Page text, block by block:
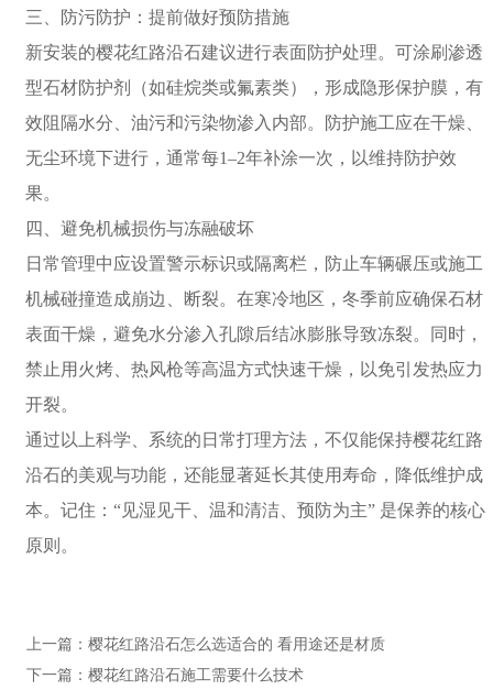
三、防污防护：提前做好预防措施
新安装的樱花红路沿石建议进行表面防护处理。可涂刷渗透
型石材防护剂（如硅烷类或氟素类），形成隐形保护膜，有
效阻隔水分、油污和污染物渗入内部。防护施工应在干燥、
无尘环境下进行，通常每1–2年补涂一次，以维持防护效
果。
四、避免机械损伤与冻融破坏
日常管理中应设置警示标识或隔离栏，防止车辆碾压或施工
机械碰撞造成崩边、断裂。在寒冷地区，冬季前应确保石材
表面干燥，避免水分渗入孔隙后结冰膨胀导致冻裂。同时，
禁止用火烤、热风枪等高温方式快速干燥，以免引发热应力
开裂。
通过以上科学、系统的日常打理方法，不仅能保持樱花红路
沿石的美观与功能，还能显著延长其使用寿命，降低维护成
本。记住：“见湿见干、温和清洁、预防为主” 是保养的核心
原则。
上一篇：樱花红路沿石怎么选适合的 看用途还是材质
下一篇：樱花红路沿石施工需要什么技术